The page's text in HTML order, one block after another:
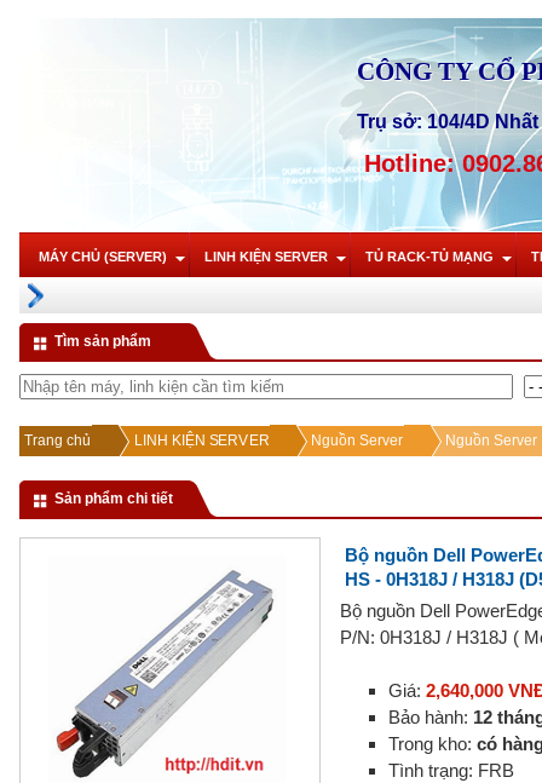
CÔNG TY CỔ
Trụ sở: 104/4D
Hotline:
MÁY CHỦ (SERVER) LINH KIỆN SERVER TỦ RACK-TỦ MẠNG
Tìm sản phẩm
Trang chủ LINH KIỆN SERVER Nguồn Server Nguồn Server
Sản phẩm chi tiết
Bộ nguồn Dell
HS - 0H318J / H318J
Bộ nguồn Dell
P/N: 0H318J / H318J (
Giá:2,640,000
Bảo hành: 12
Trong kho:có
Tình trạng: FRB